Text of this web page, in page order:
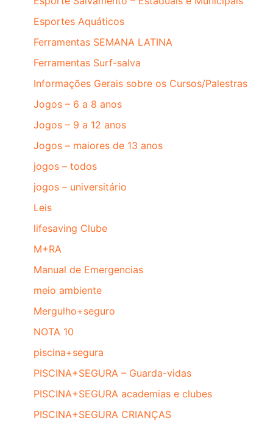
Esportes Aquáticos
Ferramentas SEMANA LATINA
Ferramentas Surf-salva
Informações Gerais sobre os Cursos/Palestras
Jogos – 6 a 8 anos
Jogos – 9 a 12 anos
Jogos – maiores de 13 anos
jogos – todos
jogos – universitário
Leis
lifesaving Clube
M+RA
Manual de Emergencias
meio ambiente
Mergulho+seguro
NOTA 10
piscina+segura
PISCINA+SEGURA – Guarda-vidas
PISCINA+SEGURA academias e clubes
PISCINA+SEGURA CRIANÇAS